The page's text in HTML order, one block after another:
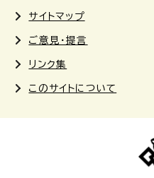
サイトマップ
ご意見・提言
リンク集
このサイトについて